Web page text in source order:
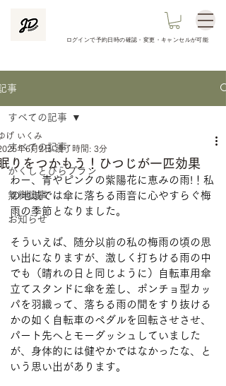
ログインで予約日時の確認​・変更・キャンセルが可能
事
すべての記事
かくしとびらプラン
無料記事
お知らせ
すべての記事
りをつかもう！ひつじが一匹効果
げ いくみ
年6月2日 読了時間: 3分
わー、青やピンクの紫陽花に恵みの雨!！私
の地域では傘に落ちる雨音に心やすらぐ梅
雨の季節となりました。
そういえば、随分以前の私の梅雨の頃の思
い出になりますが、激しく打ちける雨の中
でも（晴れの日と同じように）自転車用傘
立てスタンドに傘を差し、ポンチョ型カッ
パを羽織って、落ちる雨の間をすり抜ける
かの如く自転車のペダルを回転させさせ、
パート先へとモーダッシュしていました
が、身体的には健やかではなかったな、と